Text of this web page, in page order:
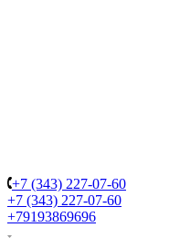
+7 (343) 227-07-60
+7 (343) 227-07-60
+79193869696